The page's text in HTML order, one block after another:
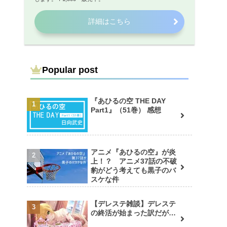
詳細はこちら
Popular post
『あひるの空 THE DAY
Part1』（51巻） 感想
アニメ『あひるの空』が炎
上！？ アニメ37話の不破
豹がどう考えても黒子のバ
スケな件
【デレステ雑談】デレステ
の終活が始まった訳だが…